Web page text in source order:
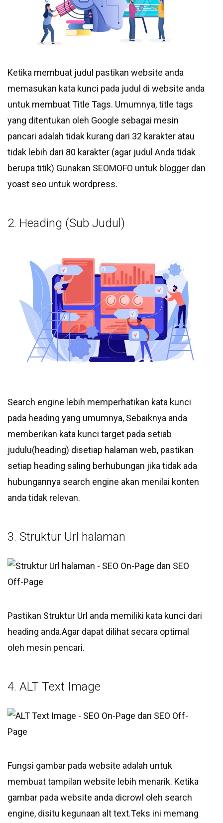
Ketika membuat judul pastikan website anda
memasukan kata kunci pada judul di website anda
untuk membuat Title Tags. Umumnya, title tags
yang ditentukan oleh Google sebagai mesin
pancari adalah tidak kurang dari 32 karakter atau
tidak lebih dari 80 karakter (agar judul Anda tidak
berupa titik) Gunakan SEOMOFO untuk blogger dan
yoast seo untuk wordpress.
2. Heading (Sub Judul)
Search engine lebih memperhatikan kata kunci
pada heading yang umumnya, Sebaiknya anda
memberikan kata kunci target pada setiab
judulu(heading) disetiap halaman web, pastikan
setiap heading saling berhubungan jika tidak ada
hubungannya search engine akan menilai konten
anda tidak relevan.
3. Struktur Url halaman
Pastikan Struktur Url anda memiliki kata kunci dari
heading anda.Agar dapat dilihat secara optimal
oleh mesin pencari.
4. ALT Text Image
Fungsi gambar pada website adalah untuk
membuat tampilan website lebih menarik. Ketika
gambar pada website anda dicrowl oleh search
engine, disitu kegunaan alt text.Teks ini memang